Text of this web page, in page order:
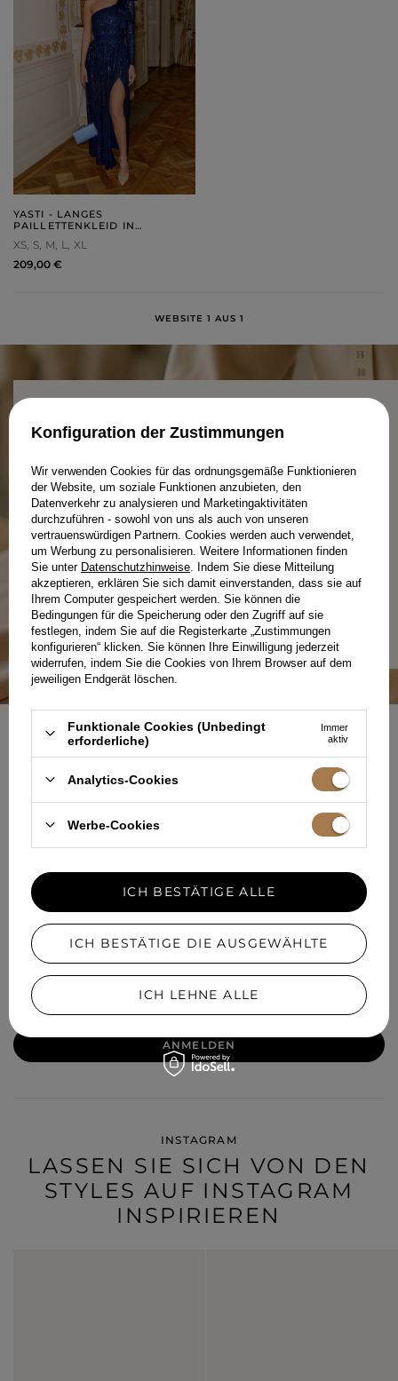
YASTI - LANGES
PAILLETTENKLEID IN
XS S M L XL
209,00 €
WEBSITE 1 AUS 1
REGIONALITÄT ZÄHLT.
Bei Lou zählt jedes Detail – von der Qualität der
Stoffe über durchdachte Schnitte bis hin zur lokalen
Produktion. Wir fertigen mit Sorgfalt für Sie und
mit Respekt vor dem Prozess.
MEHR ÜBER UNS ERFAHREN
SELBSTBEWUSST KLEIDEN
im Lou-Treueprogramm.en
Ihre E-Mail Adresse
Ich willige in die Verarbeitung meiner personenbezogenen
Daten (E-Mail-Adresse) zum Zweck der Zusendung eines
Newsletters mit kommerziellen Informationen (Marketing) ein.
Mehr lesen unter
ANMELDEN
INSTAGRAM
LASSEN SIE SICH VON DEN
STYLES AUF INSTAGRAM
INSPIRIEREN
Konfiguration der Zustimmungen
Wir verwenden Cookies für das ordnungsgemäße Funktionieren
der Website, um soziale Funktionen anzubieten, den
Datenverkehr zu analysieren und Marketingaktivitäten
durchzuführen - sowohl von uns als auch von unseren
vertrauenswürdigen Partnern. Cookies werden auch verwendet,
um Werbung zu personalisieren. Weitere Informationen finden
Sie unter Datenschutzhinweise . Indem Sie diese Mitteilung
akzeptieren, erklären Sie sich damit einverstanden, dass sie auf
Ihrem Computer gespeichert werden. Sie können die
Bedingungen für die Speicherung oder den Zugriff auf sie
festlegen, indem Sie auf die Registerkarte „Zustimmungen
konfigurieren“ klicken. Sie können Ihre Einwilligung jederzeit
widerrufen, indem Sie die Cookies von Ihrem Browser auf dem
jeweiligen Endgerät löschen.
Funktionale Cookies (Unbedingt
erforderliche)
Immer
aktiv
Analytics-Cookies
Werbe-Cookies
ICH BESTÄTIGE DIE AUSGEWÄHLTE
ICH LEHNE ALLE
ICH BESTÄTIGE ALLE